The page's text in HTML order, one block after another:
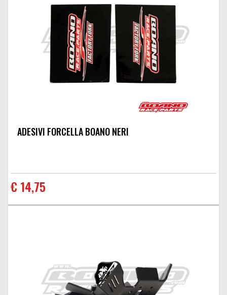
ADESIVI FORCELLA BOANO NERI
€ 14,75